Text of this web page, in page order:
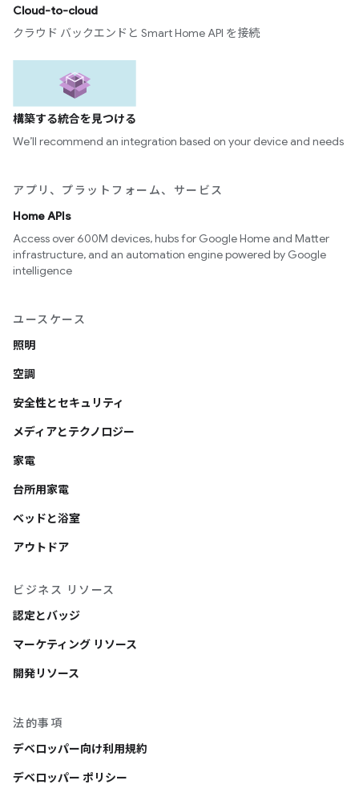
Cloud-to-cloud
クラウド バックエンドと Smart Home API を接続
構築する統合を見つける
We’ll recommend an integration based on your device and needs
アプリ、プラットフォーム、サービス
Home APIs
Access over 600M devices, hubs for Google Home and Matter
infrastructure, and an automation engine powered by Google
intelligence
ユースケース
照明
空調
安全性とセキュリティ
メディアとテクノロジー
家電
台所用家電
ベッドと浴室
アウトドア
ビジネス リソース
認定とバッジ
マーケティング リソース
開発リソース
法的事項
デベロッパー向け利用規約
デベロッパー ポリシー